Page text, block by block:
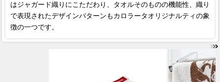
はジャガード織りにこただわり、タオルそのものの機能性、織り
で表現されたデザインパターンもカロラータオリジナルティの象
徴の一つです。